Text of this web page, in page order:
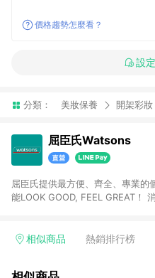
價格趨勢怎麼看？
設
分類： 美妝保養 開架彩妝
屈臣氏Watsons
屈臣氏提供最方便、齊全、專業的
能LOOK GOOD, FEEL GREAT！
下單，每筆交易前請確認有經過
相似商品 熱銷排行榜